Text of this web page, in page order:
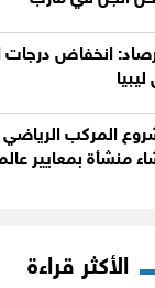
انخفاض
المركب
منشأة بمعايير
الأكثر قراءة